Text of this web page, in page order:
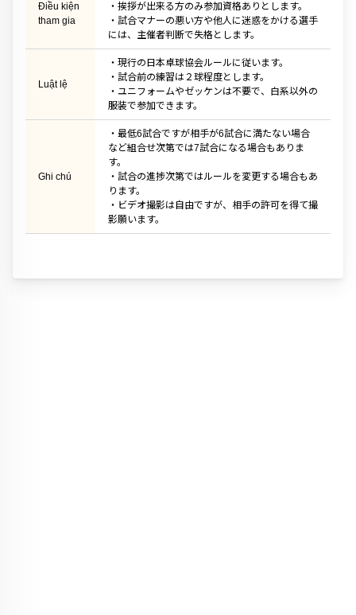
Điều kiện
tham gia
・挨拶が出来る方のみ参加資格ありとします。
・試合マナーの悪い方や他人に迷惑をかける選手
には、主催者判断で失格とします。
Luật lệ
・現行の日本卓球協会ルールに従います。
・試合前の練習は２球程度とします。
・ユニフォームやゼッケンは不要で、白系以外の
服装で参加できます。
Ghi chú
・最低6試合ですが相手が6試合に満たない場合
など組合せ次第では7試合になる場合もありま
す。
・試合の進捗次第ではルールを変更する場合もあ
ります。
・ビデオ撮影は自由ですが、相手の許可を得て撮
影願います。